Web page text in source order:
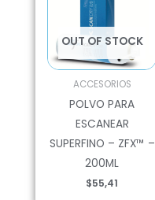
OUT OF STOCK
ACCESORIOS
POLVO PARA
ESCANEAR
SUPERFINO – ZFX™ –
200ML
$55,41